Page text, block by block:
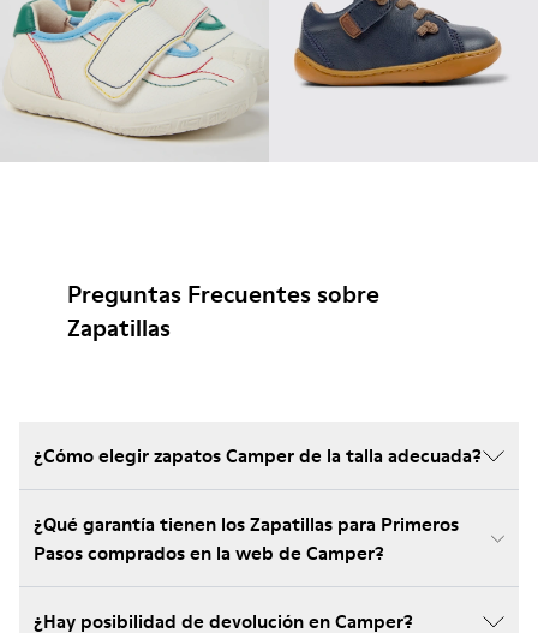
Preguntas Frecuentes sobre
Zapatillas
¿Cómo elegir zapatos Camper de la talla adecuada?
¿Qué garantía tienen los Zapatillas para Primeros
Pasos comprados en la web de Camper?
¿Hay posibilidad de devolución en Camper?